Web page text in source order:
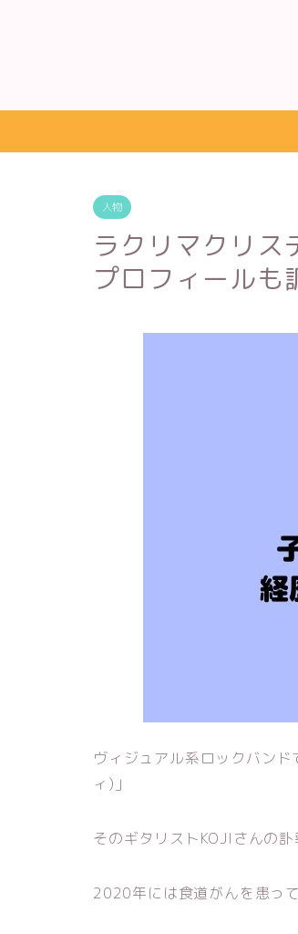
人物
ラクリマクリス
プロフィールも
ヴィジュアル系ロックバン
ィ)」
そのギタリストKOJIさんの
2020年には食道がんを患っ